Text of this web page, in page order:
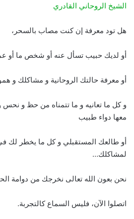
الشيخ الروحاني القادري
هل تود معرفة إن كنت مصاب بالسحر،
أو لديك حبيب تسأل عنه أو شخص ما أو
أو معرفة حالتك الروحانية و مشاكلك و
و كل ما تعانيه و ما تتمناه من حظ و نحس
معها دواء طبيب
أو طالعك المستقبلي و كل ما يخطر لك
لمشاكلك…
نحن بعون الله تعالى نخرجك من دوامة
اتصلوا الآن، فليس السماع كالتجربة.